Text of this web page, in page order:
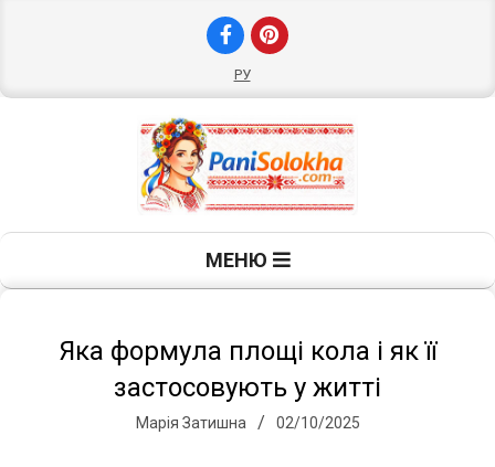
РУ
П
а
МЕНЮ
Яка формула площі кола і як її
застосовують у житті
Марія Затишна 02/10/2025